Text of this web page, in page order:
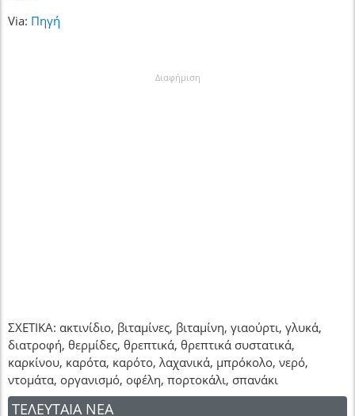
Via: Πηγή
Διαφήμιση
ΣΧΕΤΙΚΑ: ακτινίδιο, βιταμίνες, βιταμίνη, γιαούρτι, γλυκά,
διατροφή, θερμίδες, θρεπτικά, θρεπτικά συστατικά,
καρκίνου, καρότα, καρότο, λαχανικά, μπρόκολο, νερό,
ντομάτα, οργανισμό, οφέλη, πορτοκάλι, σπανάκι
ΤΕΛΕΥΤΑΙΑ ΝΕΑ